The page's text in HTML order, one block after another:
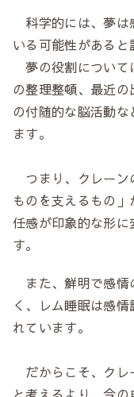
科学的には、夢は
いる可能性があると
夢の役割について
の整理整頓、最近
の付随的な脳活動
ます。
つまり、クレーン
ものを支えるもの
任感が印象的な形
す。
また、鮮明で感情
く、レム睡眠は感
れています。
だからこそ、クレ